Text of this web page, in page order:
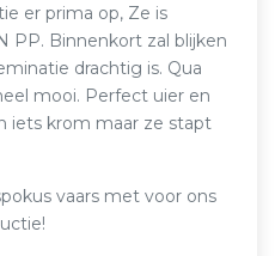
er prima op, Ze is
PP. Binnenkort zal blijken
drachtig is. Qua
mooi. Perfect uier en
iets krom maar ze stapt
vaars met voor ons